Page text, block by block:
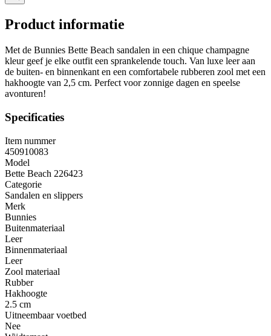
Product informatie
Met de Bunnies Bette Beach sandalen in een chique champagne
kleur geef je elke outfit een sprankelende touch. Van luxe leer aan
de buiten- en binnenkant en een comfortabele rubberen zool met een
hakhoogte van 2,5 cm. Perfect voor zonnige dagen en speelse
avonturen!
Specificaties
Item nummer
450910083
Model
Bette Beach 226423
Categorie
Sandalen en slippers
Merk
Bunnies
Buitenmateriaal
Leer
Binnenmateriaal
Leer
Zool materiaal
Rubber
Hakhoogte
2.5 cm
Uitneembaar voetbed
Nee